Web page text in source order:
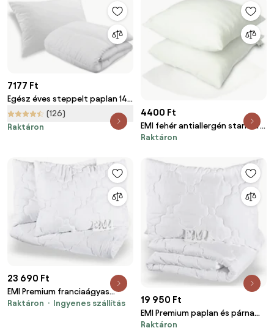
7177 Ft
Egész éves steppelt paplan 140
x 200 cm párnával 70 x 90 cm
BASIC
(126)
Raktáron
4400 Ft
EMI fehér antiallergén standard
párna 50x50 cm
Raktáron
23 690 Ft
EMI Premium franciaágyas
paplan és párna szett 200x220
Raktáron Ingyenes szállítás 19 950 Ft
EMI Premium paplan és párna
készlet 140x200 cm + 70x90 cm
Raktáron